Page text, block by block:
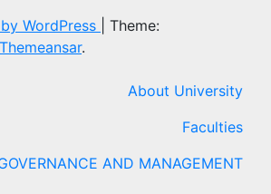
WordPress
Theme:
Themeansar.
About University
Faculties
AND MANAGEMENT